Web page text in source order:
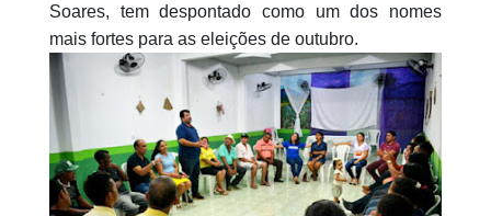
Soares, tem despontado como um dos nomes
mais fortes para as eleições de outubro.